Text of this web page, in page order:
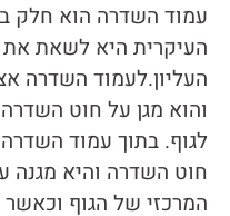
עמוד השדרה הוא חלק
העיקרית היא לשאת
והוא מגן על חוט
לגוף. בתוך עמוד
חוט השדרה והיא מגנה
המרכזי של הגוף